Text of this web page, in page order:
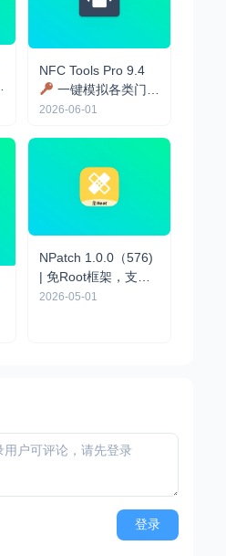
NFC Tools Pro 9.4
一键模拟各类门禁
卡，电梯卡，公交卡
2026-06-01
NPatch 1.0.0（576)
| 免Root框架，支持
内置XP模块，修补应
2026-05-01
登录